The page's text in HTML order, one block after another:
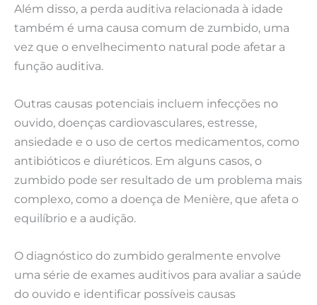
Além disso, a perda auditiva relacionada à idade
também é uma causa comum de zumbido, uma
vez que o envelhecimento natural pode afetar a
função auditiva.
Outras causas potenciais incluem infecções no
ouvido, doenças cardiovasculares, estresse,
ansiedade e o uso de certos medicamentos, como
antibióticos e diuréticos. Em alguns casos, o
zumbido pode ser resultado de um problema mais
complexo, como a doença de Menière, que afeta o
equilíbrio e a audição.
O diagnóstico do zumbido geralmente envolve
uma série de exames auditivos para avaliar a saúde
do ouvido e identificar possíveis causas